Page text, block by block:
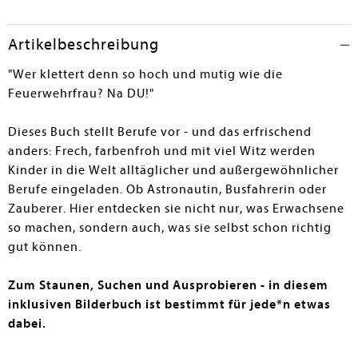
Artikelbeschreibung
"Wer klettert denn so hoch und mutig wie die
Feuerwehrfrau? Na DU!"
Dieses Buch stellt Berufe vor - und das erfrischend
anders: Frech, farbenfroh und mit viel Witz werden
Kinder in die Welt alltäglicher und außergewöhnlicher
Berufe eingeladen. Ob Astronautin, Busfahrerin oder
Zauberer. Hier entdecken sie nicht nur, was Erwachsene
so machen, sondern auch, was sie selbst schon richtig
gut können.
Zum Staunen, Suchen und Ausprobieren - in diesem
inklusiven Bilderbuch ist bestimmt für jede*n etwas
dabei.